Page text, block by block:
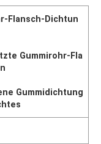
Flansch-Dichtun
Gummirohr-Fla
Gummidichtung